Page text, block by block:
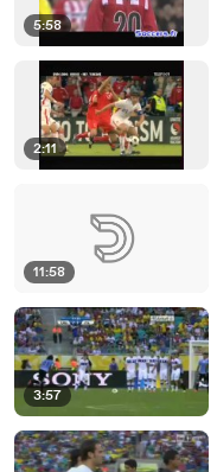
5:58
2:11
11:58
3:57